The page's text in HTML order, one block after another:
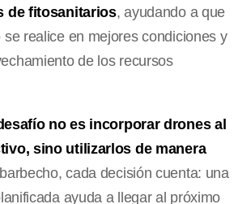
de fitosanitarios, ayudando a que
realice en mejores condiciones y
de los recursos
no es incorporar drones al
sino utilizarlos de manera
cada decisión cuenta: una
ayuda a llegar al próximo